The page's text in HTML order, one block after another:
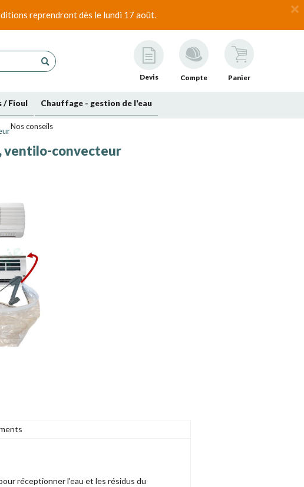
reprendront dès le lundi 17 août.
Devis Compte Panier
/ Fioul Chauffage - gestion de l'eau
Nos conseils
ventilo-convecteur
réceptionner l'eau et les résidus du